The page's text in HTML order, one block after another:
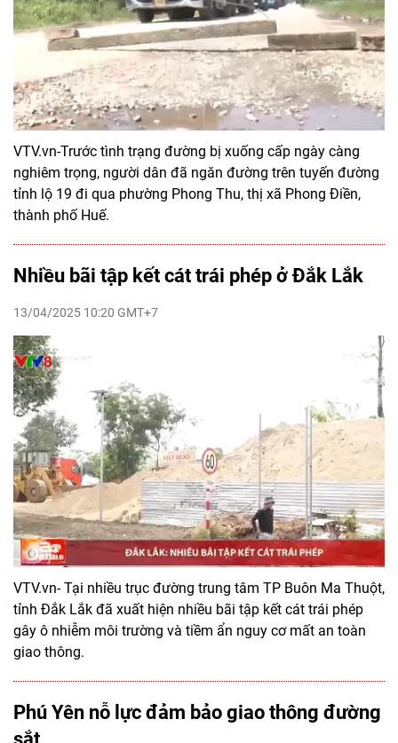
VTV.vn-Trước tình trạng đường bị xuống cấp ngày càng
nghiêm trọng, người dân đã ngăn đường trên tuyến đường
tỉnh lộ 19 đi qua phường Phong Thu, thị xã Phong Điền,
thành phố Huế.
Nhiều bãi tập kết cát trái phép ở Đắk Lắk
13/04/2025 10:20 GMT+7
VTV.vn- Tại nhiều trục đường trung tâm TP Buôn Ma Thuột,
tỉnh Đắk Lắk đã xuất hiện nhiều bãi tập kết cát trái phép
gây ô nhiễm môi trường và tiềm ẩn nguy cơ mất an toàn
giao thông.
Phú Yên nỗ lực đảm bảo giao thông đường